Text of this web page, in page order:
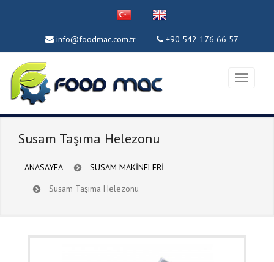
info@foodmac.com.tr +90 542 176 66 57
Susam Taşıma Helezonu
ANASAYFA
SUSAM MAKİNELERİ
Susam Taşıma Helezonu